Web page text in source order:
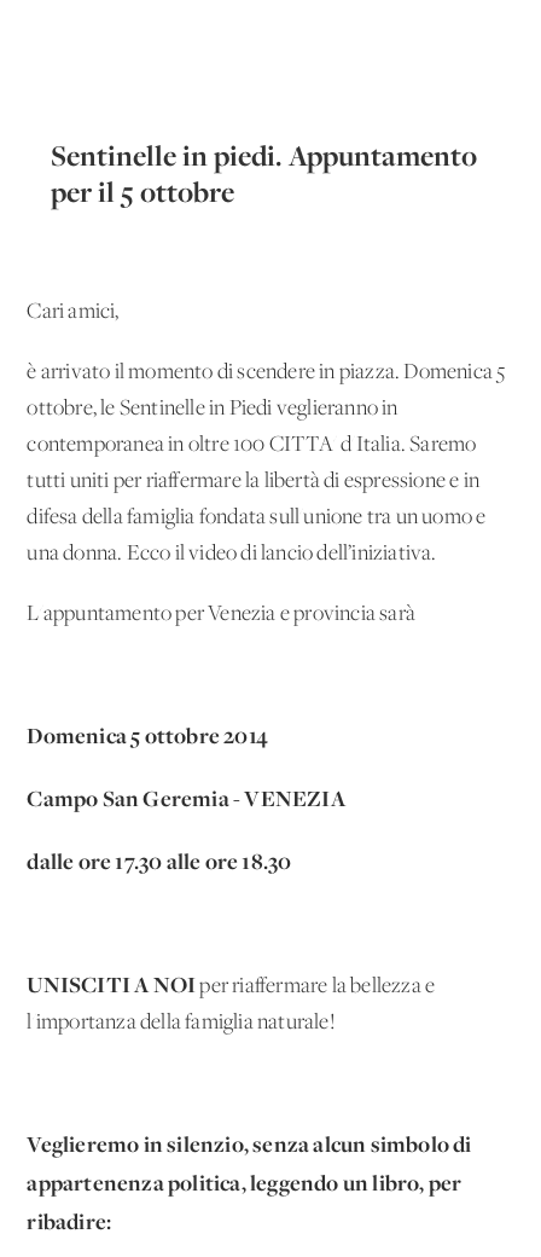
Sentinelle in piedi. Appuntamento
per il 5 ottobre
Cari amici,
è arrivato il momento di scendere in piazza. Domenica 5
ottobre, le Sentinelle in Piedi veglieranno in
contemporanea in oltre 100 CITTA' d'Italia. Saremo
tutti uniti per riaffermare la libertà di espressione e in
difesa della famiglia fondata sull'unione tra un uomo e
una donna. Ecco il video di lancio dell’iniziativa.
L'appuntamento per Venezia e provincia sarà
Domenica 5 ottobre 2014
Campo San Geremia - VENEZIA
dalle ore 17.30 alle ore 18.30
UNISCITI A NOIper riaffermare la bellezza e
l'importanza della famiglia naturale!
Veglieremo in silenzio, senza alcun simbolo di
appartenenza politica, leggendo un libro, per
ribadire: